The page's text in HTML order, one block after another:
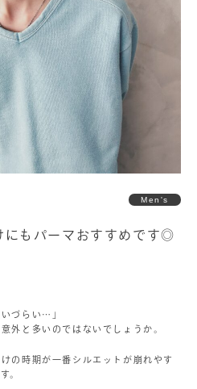
Men's
にもパーマおすすめです◎
いづらい…」
外と多いのではないでしょうか。
の時期が一番シルエットが崩れやす
。